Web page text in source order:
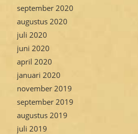
september 2020
augustus 2020
juli 2020
juni 2020
april 2020
januari 2020
november 2019
september 2019
augustus 2019
juli 2019